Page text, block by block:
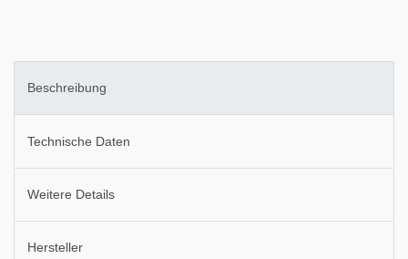
Beschreibung
Technische Daten
Weitere Details
Hersteller